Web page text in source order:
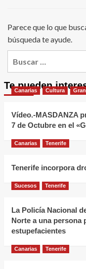
Parece que lo que
búsqueda te ayude.
Te pueden
Canarias Cultura
Vídeo.-MASDANZA
7 de Octubre en el
Canarias Tenerife
Tenerife incorpora
Sucesos Tenerife
La Policía Nacional
Norte a una persona
estupefacientes
Canarias Tenerife